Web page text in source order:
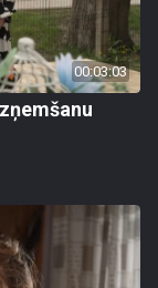
00:03:03